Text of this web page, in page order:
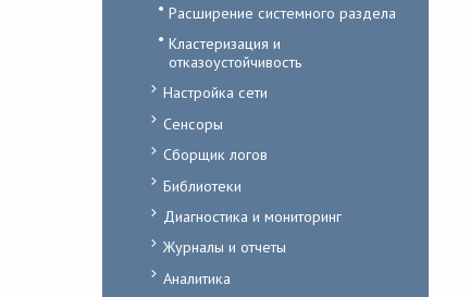
Расширение системного раздела
Кластеризация и
отказоустойчивость
Настройка сети
Сенсоры
Сборщик логов
Библиотеки
Диагностика и мониторинг
Журналы и отчеты
Аналитика